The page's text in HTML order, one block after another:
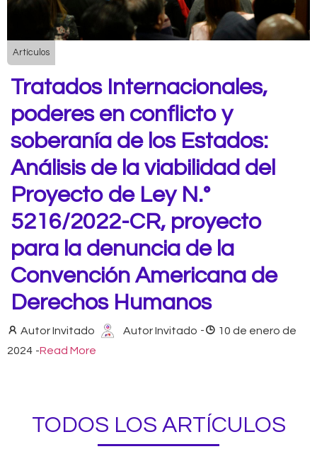
Artículos
Tratados Internacionales,
poderes en conflicto y
soberanía de los Estados:
Análisis de la viabilidad del
Proyecto de Ley N.°
5216/2022-CR, proyecto
para la denuncia de la
Convención Americana de
Derechos Humanos
Autor Invitado Autor Invitado -
10 de enero de
2024 -Read More
TODOS LOS ARTÍCULOS